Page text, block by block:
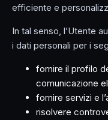
efficiente e
In tal senso, l’Utente
i dati personali per i
fornire il profilo
comunicazione
fornire servizi e
risolvere